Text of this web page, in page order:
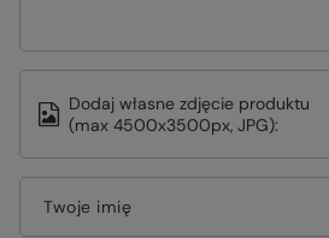
Dodaj własne zdjęcie produktu
(max 4500x3500px, JPG):
Twoje imię